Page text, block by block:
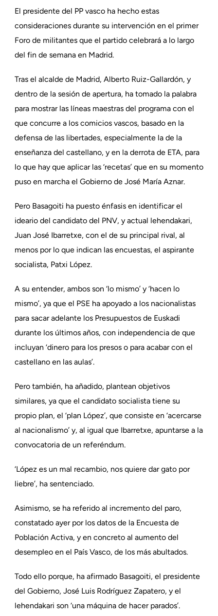
El presidente del PP vasco ha hecho estas
consideraciones durante su intervención en el primer
Foro de militantes que el partido celebrará a lo largo
del fin de semana en Madrid.
Tras el alcalde de Madrid, Alberto Ruiz-Gallardón, y
dentro de la sesión de apertura, ha tomado la palabra
para mostrar las líneas maestras del programa con el
que concurre a los comicios vascos, basado en la
defensa de las libertades, especialmente la de la
enseñanza del castellano, y en la derrota de ETA, para
lo que hay que aplicar las ‘recetas’ que en su momento
puso en marcha el Gobierno de José María Aznar.
Pero Basagoiti ha puesto énfasis en identificar el
ideario del candidato del PNV, y actual lehendakari,
Juan José Ibarretxe, con el de su principal rival, al
menos por lo que indican las encuestas, el aspirante
socialista, Patxi López.
A su entender, ambos son ‘lo mismo’ y ‘hacen lo
mismo’, ya que el PSE ha apoyado a los nacionalistas
para sacar adelante los Presupuestos de Euskadi
durante los últimos años, con independencia de que
incluyan ‘dinero para los presos o para acabar con el
castellano en las aulas’.
Pero también, ha añadido, plantean objetivos
similares, ya que el candidato socialista tiene su
propio plan, el ‘plan López’, que consiste en ‘acercarse
al nacionalismo’ y, al igual que Ibarretxe, apuntarse a la
convocatoria de un referéndum.
‘López es un mal recambio, nos quiere dar gato por
liebre’, ha sentenciado.
Asimismo, se ha referido al incremento del paro,
constatado ayer por los datos de la Encuesta de
Población Activa, y en concreto al aumento del
desempleo en el País Vasco, de los más abultados.
Todo ello porque, ha afirmado Basagoiti, el presidente
del Gobierno, José Luis Rodríguez Zapatero, y el
lehendakari son ‘una máquina de hacer parados’.